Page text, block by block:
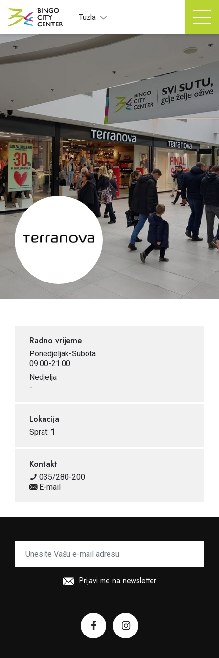
Tuzla
Radno vrijeme
Ponedjeljak-Subota
09:00-21:00
Nedjelja
-
Lokacija
Sprat: 1
Kontakt
035/280-200
E-mail
Prijavi me na newsletter